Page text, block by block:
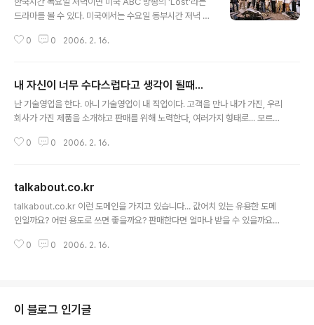
드라마를 볼 수 있다. 미국에서는 수요일 동부시간 저녁 8
보았다. 늘 그렇지만 뭔가 기대되는 결과를 보고 싶지만 늘
곳 저곳에서 이 드라마에 대해 많은 얘기를 하는데, 요즘 대
부분의 소리는 이제 너무 지겹다는 것이다. 극 전개가 너무
느려져 버렸다는 의견이 지배적이다. 그래도 하나씩 하나
다. 어쩌면 국내 드라마와 달리 전개가 느린것에 불만이 있
0 0 2006. 2. 16.
내 자신이 너무 수다스럽다고 생각이 될때...
난 기술영업을 한다. 아니 기술영업이 내 직업이다. 고객을 만나 내가 가진, 우리
회사가 가진 제품을 소개하고 판매를 위해 노력한다, 여러가지 형태로... 모르는
있는 사람이라면 정말 그 사람은 영업을 할 줄 아는 기본적인 자질을 갖춘 것으
이지만, 때로는 가끔 너무 수다스러워 사람(나)를 너무 가벼이 보거나, 제품만
팔려는 장사치(물론 제품을 파는 것이 영업맨의 기본이고, 또 난 장사치가 맞지
만 장사치라는 그런 듣기 싫은 말보다는 영업맨이라 불리고 싶다. -.-)로 생각할
0 0 2006. 2. 16.
talkabout.co.kr
talkabout.co.kr 이런 도메인을 가지고 있습니다... 값어치 있는 유용한 도메
인일까요? 어떤 용도로 쓰면 좋을까요? 판매한다면 얼마나 받을 수 있을까요?
0 0 2006. 2. 16.
이 블로그 인기글